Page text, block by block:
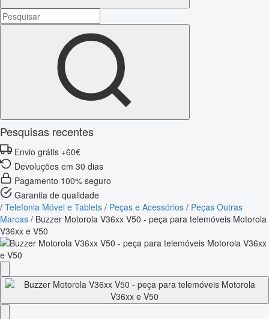
Pesquisas recentes
Envio grátis +60€
Devoluções em 30 dias
Pagamento 100% seguro
Garantia de qualidade
/ Telefonia Móvel e Tablets / Peças e Acessórios / Peças Outras
Marcas / Buzzer Motorola V36xx V50 - peça para telemóveis Motorola
V36xx e V50